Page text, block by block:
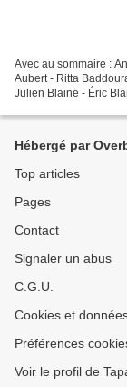
Avec au sommaire :
Aubert - Ritta
Julien Blaine - Éric
Hébergé par
Top articles
Pages
Contact
Signaler un abus
C.G.U.
Cookies et
Préférences
Voir le profil de